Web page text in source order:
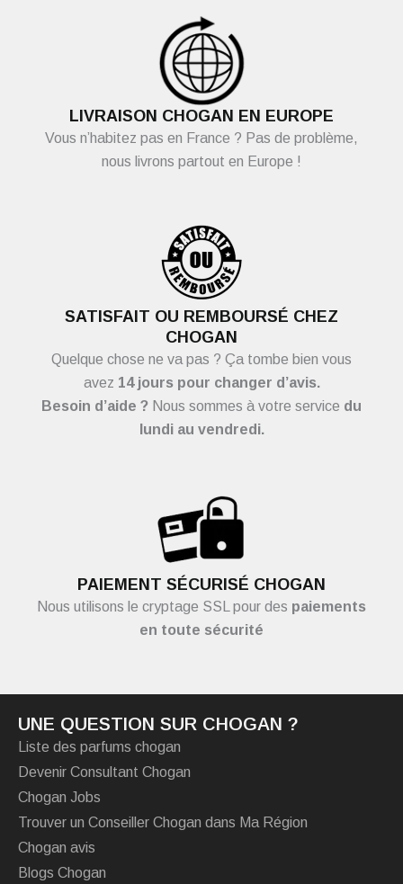
LIVRAISON CHOGAN EN EUROPE
Vous n’habitez pas en France ? Pas de problème,
nous livrons partout en Europe !
SATISFAIT OU REMBOURSÉ CHEZ
CHOGAN
Quelque chose ne va pas ? Ça tombe bien vous
avez 14 jours pour changer d’avis.
Besoin d’aide ? Nous sommes à votre service du
lundi au vendredi.
PAIEMENT SÉCURISÉ CHOGAN
Nous utilisons le cryptage SSL pour des paiements
en toute sécurité
UNE QUESTION SUR CHOGAN ?
Liste des parfums chogan
Devenir Consultant Chogan
Chogan Jobs
Trouver un Conseiller Chogan dans Ma Région
Chogan avis
Blogs Chogan